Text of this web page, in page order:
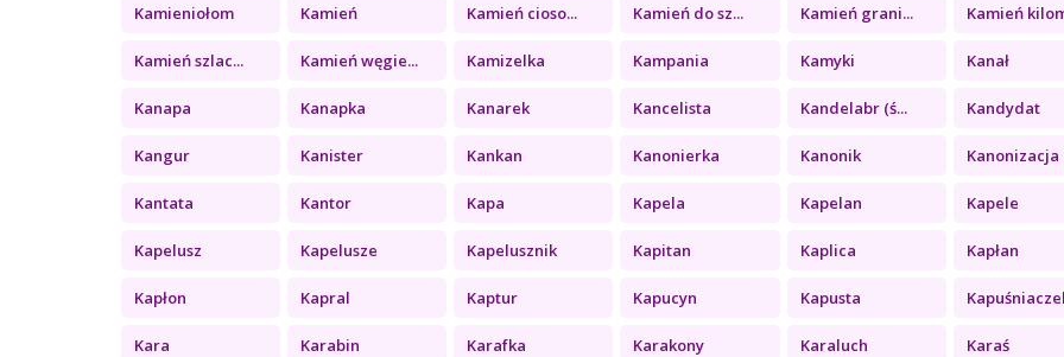
Kamieniołom Kamień Kamień cioso... Kamień do sz... Kamień grani... Kamień
Kamień szlac... Kamień węgie... Kamizelka Kampania Kamyki Kanał
Kanapa Kanapka Kanarek Kancelista Kandelabr (ś... Kandydat
Kangur Kanister Kankan Kanonierka Kanonik Kanonizacja
Kantata Kantor Kapa Kapela Kapelan Kapele
Kapelusz Kapelusze Kapelusznik Kapitan Kaplica Kapłan
Kapłon Kapral Kaptur Kapucyn Kapusta
Kara Karabin Karafka Karakony Karaluch Karaś